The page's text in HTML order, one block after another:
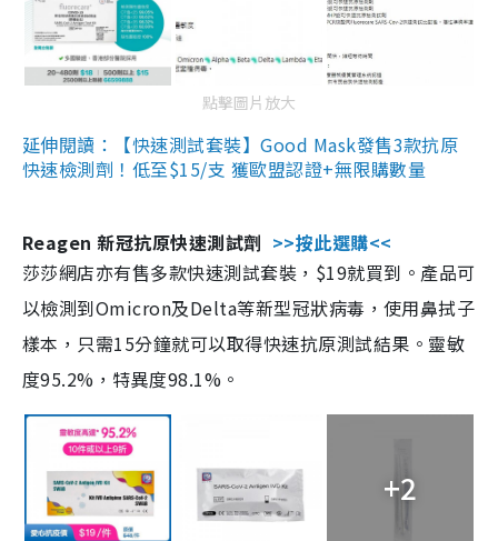
點擊圖片放大
延伸閱讀：【快速測試套裝】Good Mask發售3款抗原
快速檢測劑！低至$15/支 獲歐盟認證+無限購數量
Reagen 新冠抗原快速測試劑 >>按此選購<<
莎莎網店亦有售多款快速測試套裝，$19就買到。產品可
以檢測到Omicron及Delta等新型冠狀病毒，使用鼻拭子
樣本，只需15分鐘就可以取得快速抗原測試結果。靈敏
度95.2%，特異度98.1%。
+2